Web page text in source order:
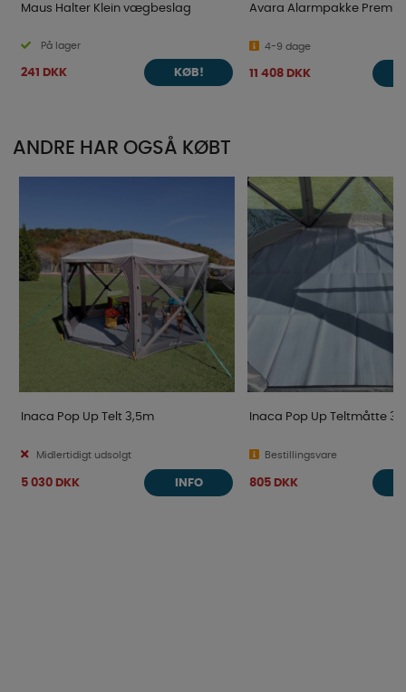
Maus Halter Klein vægbeslag
På lager
241 DKK KØB!
Avara Alarmpakke
4-9 dage
11 408 DKK
ANDRE HAR OGSÅ KØBT
Inaca Pop Up Telt 3,5m
Midlertidigt udsolgt
5 030 DKK INFO
Inaca Pop Up Teltmåtte
Bestillingsvare
805 DKK